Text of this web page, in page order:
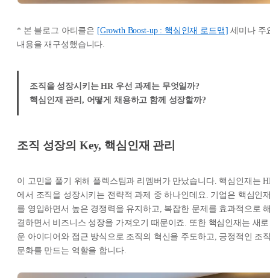
* 본 블로그 아티클은 [Growth Boost-up : 핵심인재 로드맵] 세미나 주
내용을 재구성했습니다.
조직을 성장시키는 HR 우선 과제는 무엇일까?
핵심인재 관리, 어떻게 채용하고 함께 성장할까?
조직 성장의 Key, 핵심인재 관리
이 고민을 풀기 위해 플렉스팀과 리멤버가 만났습니다. 핵심인재는
에서 조직을 성장시키는 전략적 과제 중 하나인데요. 기업은 핵심인
를 영입하면서 높은 경쟁력을 유지하고, 복잡한 문제를 효과적으로
결하면서 비즈니스 성장을 가져오기 때문이죠. 또한 핵심인재는 새로
운 아이디어와 접근 방식으로 조직의 혁신을 주도하고, 긍정적인 조
문화를 만드는 역할을 합니다.